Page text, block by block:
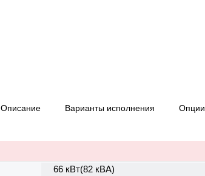
Описание Варианты исполнения Опции
66 кВт(82 кВА)